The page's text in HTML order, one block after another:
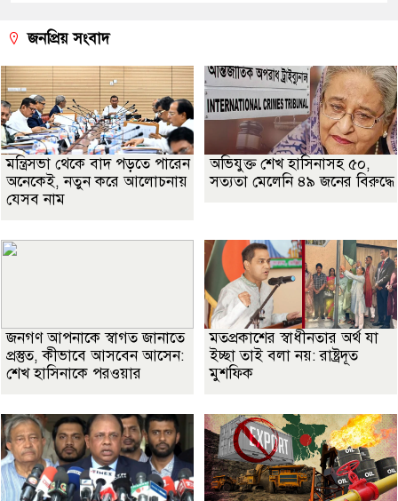
জনপ্রিয় সংবাদ
মন্ত্রিসভা থেকে বাদ পড়তে পারেন
অনেকেই, নতুন করে আলোচনায়
যেসব নাম
অভিযুক্ত শেখ হাসিনাসহ ৫০,
সত্যতা মেলেনি ৪৯ জনের বিরুদ্ধে
জনগণ আপনাকে স্বাগত জানাতে
প্রস্তুত, কীভাবে আসবেন আসেন:
শেখ হাসিনাকে পরওয়ার
মতপ্রকাশের স্বাধীনতার অর্থ যা
ইচ্ছা তাই বলা নয়: রাষ্ট্রদূত
মুশফিক